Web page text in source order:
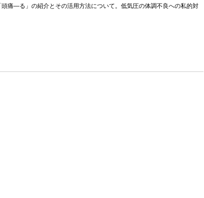
痛―る」の紹介とその活用方法について。低気圧の体調不良への私的対